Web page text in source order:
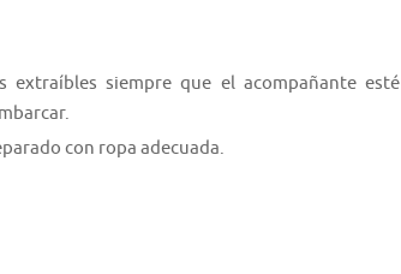
extraíbles siempre que el acompañante esté
con ropa adecuada.